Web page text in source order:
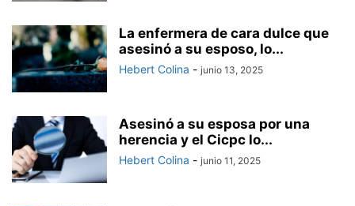
La enfermera de cara dulce que
asesinó a su esposo, lo...
Hebert Colina - junio 13, 2025
Asesinó a su esposa por una
herencia y el Cicpc lo...
Hebert Colina - junio 11, 2025